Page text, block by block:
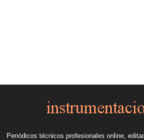
Periódicos técnicos profesionales online,